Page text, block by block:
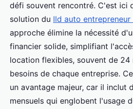
défi souvent rencontré. C'est ici
solution du lld auto entrepreneur
approche élimine la nécessité
financier solide, simplifiant
location flexibles, souvent de 24
besoins de chaque entreprise.
un avantage majeur, car il inclut
mensuels qui englobent l'usage